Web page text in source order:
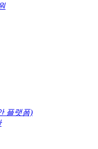
플랫폼)